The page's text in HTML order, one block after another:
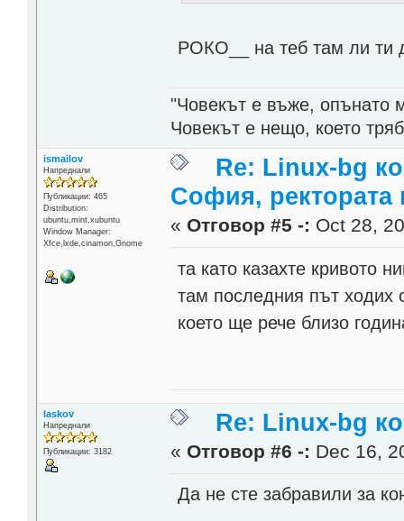
РОКО__ на теб там ли ти
"Човекът е въже, опънато
Човекът е нещо, което
ismailov
Напреднали
Публикации: 465
Distribution:
ubuntu,mint,xubuntu
Window Manager:
Xfce,lxde,cinamon,Gnome
Re: Linux-bg
София, ректората
« Отговор #5 -: Oct 28,
та като казахте кривото
там последния път ходих
което ще рече близо
laskov
Напреднали
Публикации: 3182
Re: Linux-bg
« Отговор #6 -: Dec 16,
Да не сте забравили за